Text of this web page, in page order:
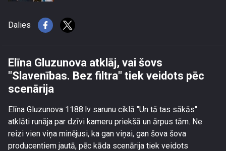
Dalies
Elīna Gluzunova atklāj, vai šovs
"Slavenības. Bez filtra" tiek veidots pēc
scenārija
Elīna Gluzunova 1188.lv sarunu ciklā "Un tā tas sākās"
atklāti runāja par dzīvi kameru priekšā un ārpus tām. Ne
reizi vien viņa minējusi, ka gan viņai, gan šova šova
producentiem jautā, pēc kāda scenārija tiek veidots